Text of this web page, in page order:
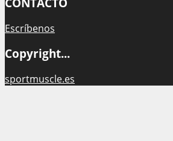
Escríbenos
Copyright...
sportmuscle.es